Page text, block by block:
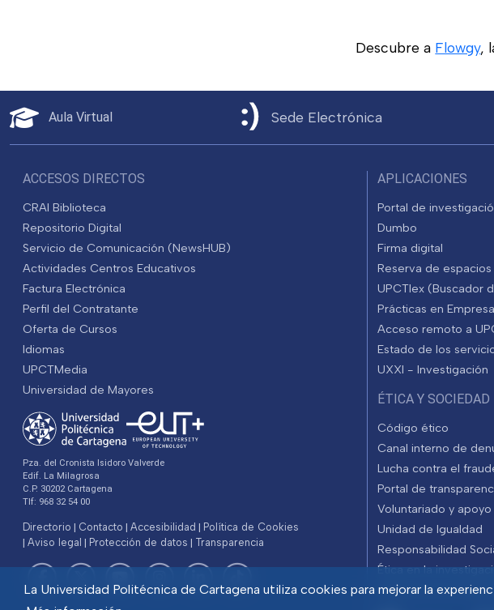
La Universidad Politécnica de Cartagena utiliza cookies para mejorar la
Descubre a Flowgy,
Aula Virtual Sede Electrónica
ACCESOS DIRECTOS
CRAI Biblioteca
Repositorio Digital
Servicio de Comunicación (NewsHUB)
Actividades Centros Educativos
Factura Electrónica
Perfil del Contratante
Oferta de Cursos
Idiomas
UPCTMedia
Universidad de Mayores
Pza. del Cronista Isidoro Valverde
Edif. La Milagrosa
C.P. 30202 Cartagena
Tlf: 968 32 54 00
Directorio Contacto Accesibilidad
Política de Cookies
Aviso legal
Protección de datos Transparencia
APLICACIONES
Portal de
Dumbo
Firma digital
Reserva de espacios
UPCTlex (Buscador
Prácticas en
Acceso remoto a
Estado de los
UXXI - Investigación
ÉTICA Y SOCIEDAD
Código ético
Canal interno de
Lucha contra el
Portal de
Voluntariado y
Unidad de Igualdad
Responsabilidad
Ética en la
Informes de